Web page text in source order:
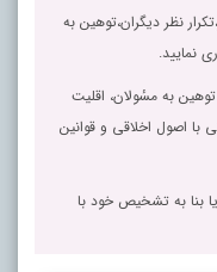
نظر دیگران،توهین به
نمایید.
به مسٔولان، اقلیت
با اصول اخلاقی و قوانین
بنا به تشخیص خود با